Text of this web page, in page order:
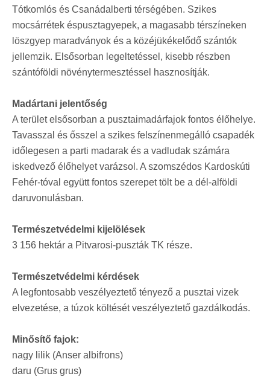
Tótkomlós és Csanádalberti térségében. Szikes
mocsárrétek éspusztagyepek, a magasabb térszíneken
löszgyep maradványok és a közéjükékelődő szántók
jellemzik. Elsősorban legeltetéssel, kisebb részben
szántóföldi növénytermesztéssel hasznosítják.
Madártani jelentőség
A terület elsősorban a pusztaimadárfajok fontos élőhelye.
Tavasszal és ősszel a szikes felszínenmegálló csapadék
időlegesen a parti madarak és a vadludak számára
iskedvező élőhelyet varázsol. A szomszédos Kardoskúti
Fehér-tóval együtt fontos szerepet tölt be a dél-alföldi
daruvonulásban.
Természetvédelmi kijelölések
3 156 hektár a Pitvarosi-puszták TK része.
Természetvédelmi kérdések
A legfontosabb veszélyeztető tényező a pusztai vizek
elvezetése, a túzok költését veszélyeztető gazdálkodás.
Minősítő fajok:
nagy lilik (Anser albifrons)
daru (Grus grus)